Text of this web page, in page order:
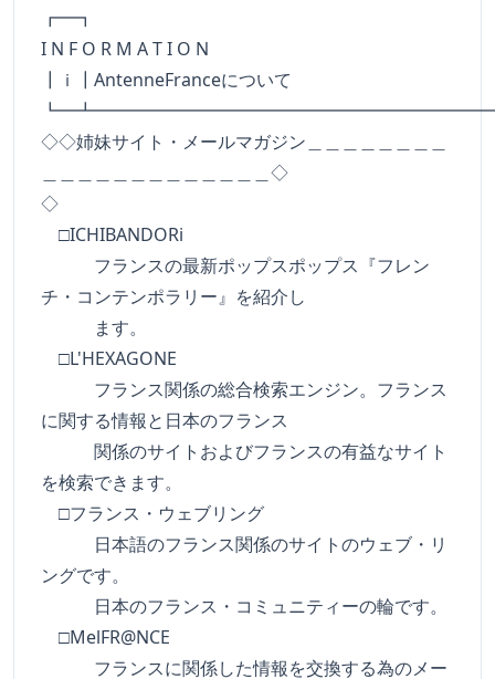
I N F O R M A T I O N
┃ｉ┃AntenneFranceについて
◇◇姉妹サイト・メールマガジン＿＿＿＿＿＿＿＿
＿＿＿＿＿＿＿＿＿＿＿＿＿◇
◇
□ICHIBANDORi
フランスの最新ポップスポップス『フレン
チ・コンテンポラリー』を紹介し
ます。
□L'HEXAGONE
フランス関係の総合検索エンジン。フランス
に関する情報と日本のフランス
関係のサイトおよびフランスの有益なサイト
を検索できます。
□フランス・ウェブリング
日本語のフランス関係のサイトのウェブ・リ
ングです。
日本のフランス・コミュニティーの輪です。
□MelFR@NCE
フランスに関係した情報を交換する為のメー